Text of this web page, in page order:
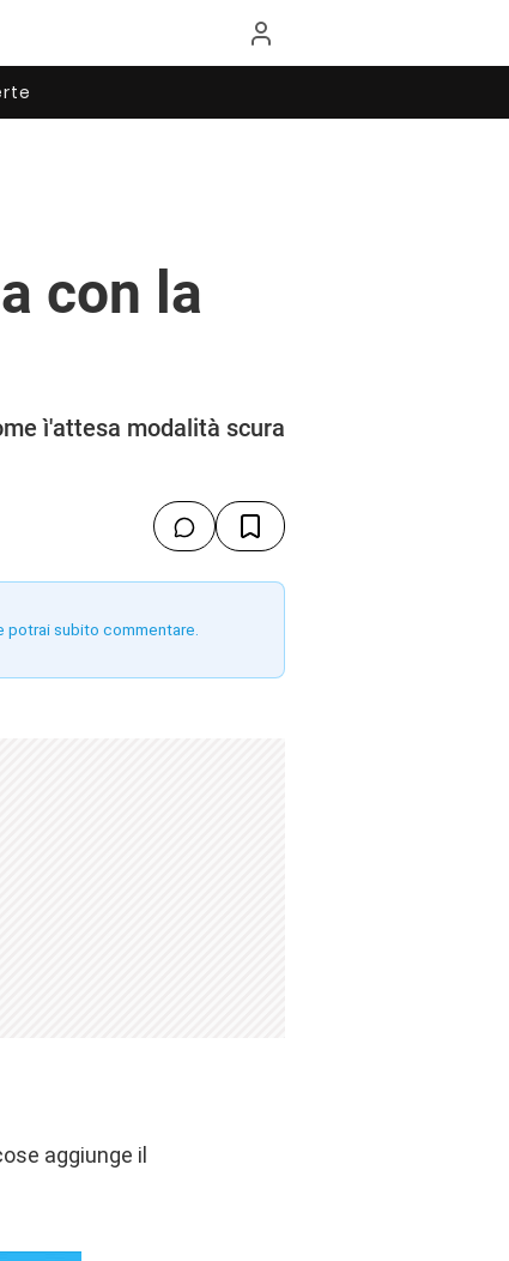
con la
ì'attesa modalità scura
subito commentare.
aggiunge il